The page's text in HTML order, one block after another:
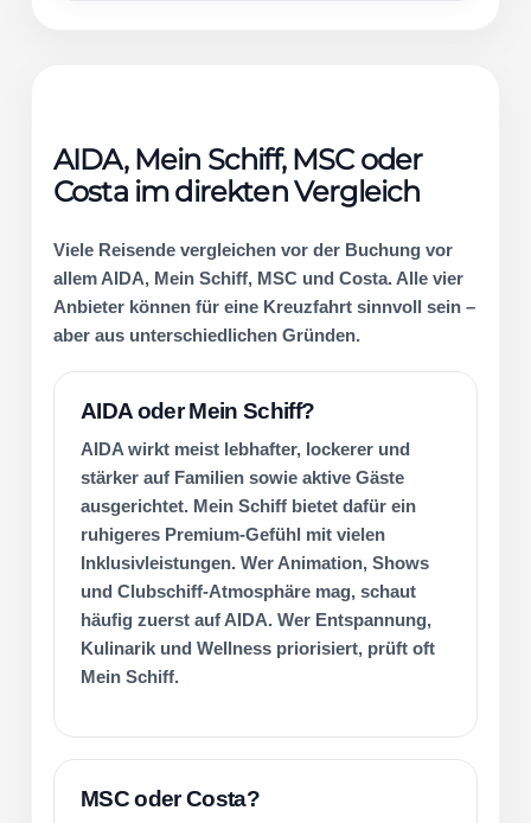
AIDA, Mein Schiff, MSC oder
Costa im direkten Vergleich
Viele Reisende vergleichen vor der Buchung vor
allem AIDA, Mein Schiff, MSC und Costa. Alle vier
Anbieter können für eine Kreuzfahrt sinnvoll sein –
aber aus unterschiedlichen Gründen.
AIDA oder Mein Schiff?
AIDA wirkt meist lebhafter, lockerer und
stärker auf Familien sowie aktive Gäste
ausgerichtet. Mein Schiff bietet dafür ein
ruhigeres Premium-Gefühl mit vielen
Inklusivleistungen. Wer Animation, Shows
und Clubschiff-Atmosphäre mag, schaut
häufig zuerst auf AIDA. Wer Entspannung,
Kulinarik und Wellness priorisiert, prüft oft
Mein Schiff.
MSC oder Costa?